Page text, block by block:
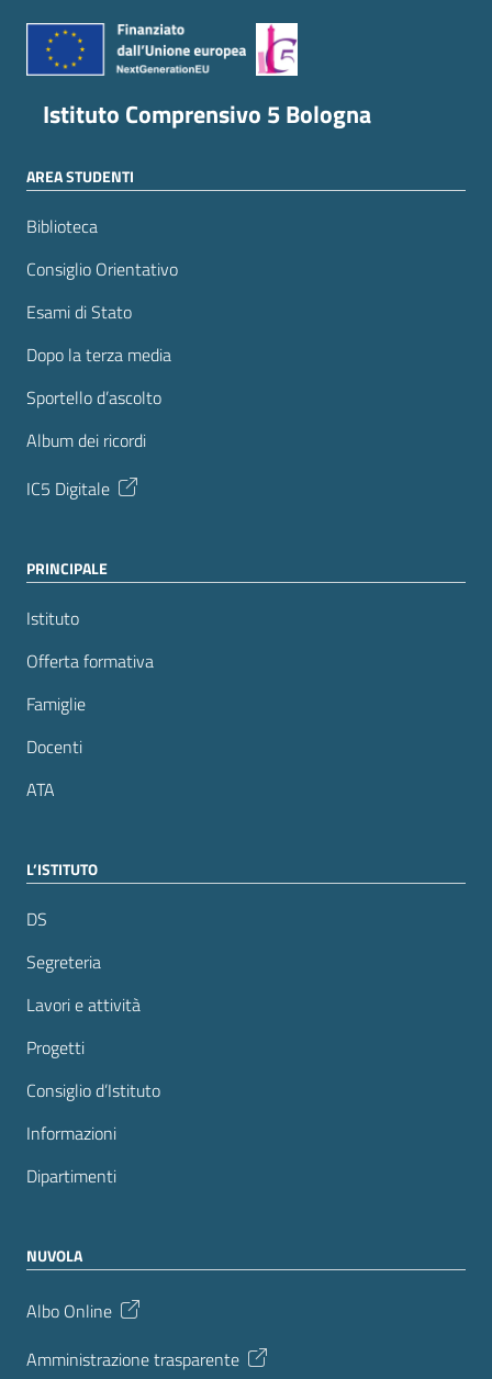
Istituto Comprensivo 5 Bologna
AREA STUDENTI
Biblioteca
Consiglio Orientativo
Esami di Stato
Dopo la terza media
Sportello d’ascolto
Album dei ricordi
IC5 Digitale
PRINCIPALE
Istituto
Offerta formativa
Famiglie
Docenti
ATA
L’ISTITUTO
DS
Segreteria
Lavori e attività
Progetti
Consiglio d’Istituto
Informazioni
Dipartimenti
NUVOLA
Albo Online
Amministrazione trasparente